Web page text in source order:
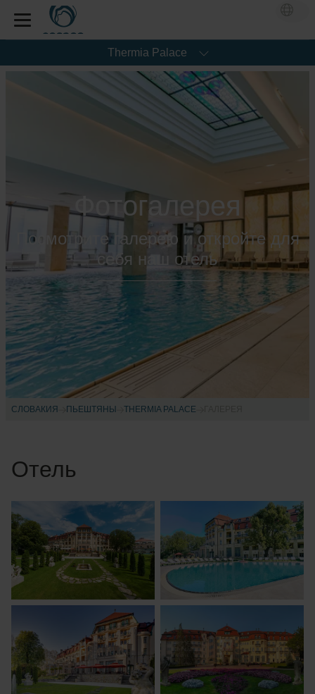
Thermia Palace
Фотогалерея
Посмотрите галерею и откройте для
себя наш отель
СЛОВАКИЯ ПЬЕШТЯНЫ THERMIA PALACE
Отель